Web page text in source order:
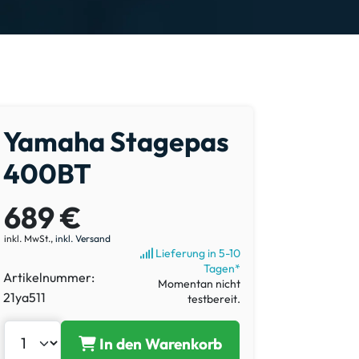
Yamaha Stagepas
400BT
689 €
inkl. MwSt., inkl. Versand
Artikelnummer:
21ya511
Lieferung in 5-10
Tagen*
Momentan nicht
testbereit.
In den Warenkorb